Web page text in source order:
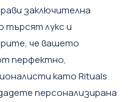
заключителна
търсят лукс и
че вашето
перфектно,
катоRituals
персонализирана